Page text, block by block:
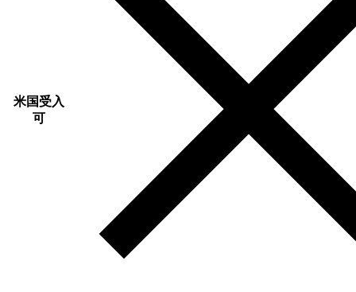
米国受入
可